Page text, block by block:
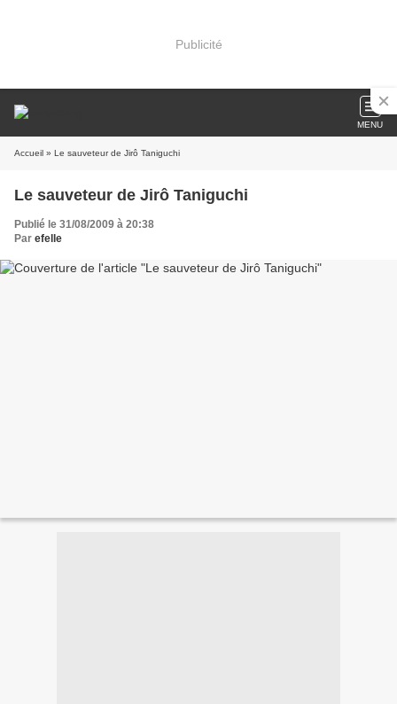
Publicité
MENU
Accueil » Le sauveteur de Jirô Taniguchi
Le sauveteur de Jirô Taniguchi
Publié le 31/08/2009 à 20:38
Par efelle